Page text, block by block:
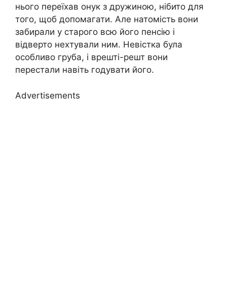
нього переїхав онук з дружиною, нібито для
того, щоб допомагати. Але натомість вони
забирали у старого всю його пенсію і
відверто нехтували ним. Невістка була
особливо груба, і врешті-решт вони
перестали навіть годувати його.
Advertisements